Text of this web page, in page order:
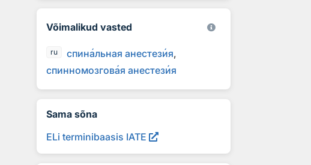
Võimalikud vasted
ru спинальная анестезия
спинномозговая анестезия
Sama sõna
ELi terminibaasis IATE